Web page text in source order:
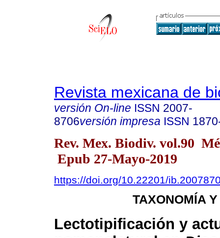
Revista mexicana de
versión On-line ISSN 2007-
8706versión impresa ISSN
Rev. Mex. Biodiv. vol.90
Epub 27-Mayo-2019
https://doi.org/10.22201/
TAXONOMÍA
Lectotipificación y